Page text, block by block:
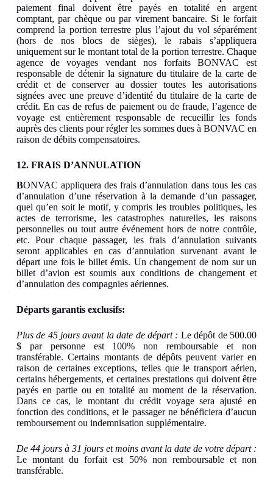
paiement final doivent être payés en totalité en argent
comptant, par chèque ou par virement bancaire. Si le forfait
comprend la portion terrestre plus l’ajout du vol séparément
(hors de nos blocs de sièges), le rabais s’appliquera
uniquement sur le montant total de la portion terrestre. Chaque
agence de voyages vendant nos forfaits BONVAC est
responsable de détenir la signature du titulaire de la carte de
crédit et de conserver au dossier toutes les autorisations
signées avec une preuve d’identité du titulaire de la carte de
crédit. En cas de refus de paiement ou de fraude, l’agence de
voyage est entièrement responsable de recueillir les fonds
auprès des clients pour régler les sommes dues à BONVAC en
raison de débits compensatoires.
12. FRAIS D’ANNULATION
BONVAC appliquera des frais d’annulation dans tous les cas
d’annulation d’une réservation à la demande d’un passager,
quel qu’en soit le motif, y compris les troubles politiques, les
actes de terrorisme, les catastrophes naturelles, les raisons
personnelles ou tout autre événement hors de notre contrôle,
etc. Pour chaque passager, les frais d’annulation suivants
seront applicables en cas d’annulation survenant avant le
départ une fois le billet émis. Un changement de nom sur un
billet d’avion est soumis aux conditions de changement et
d’annulation des compagnies aériennes.
Départs garantis exclusifs:
Plus de 45 jours avant la date de départ : Le dépôt de 500.00
$ par personne est 100% non remboursable et non
transférable. Certains montants de dépôts peuvent varier en
raison de certaines exceptions, telles que le transport aérien,
certains hébergements, et certaines prestations qui doivent être
payés en partie ou en totalité au moment de la réservation.
Dans ce cas, le montant du crédit voyage sera ajusté en
fonction des conditions, et le passager ne bénéficiera d’aucun
remboursement ou indemnisation supplémentaire.
De 44 jours à 31 jours et moins avant la date de votre départ :
Le montant du forfait est 50% non remboursable et non
transférable.